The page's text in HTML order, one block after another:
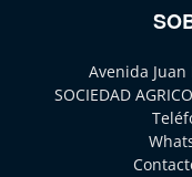
Avenida
SOCIEDAD